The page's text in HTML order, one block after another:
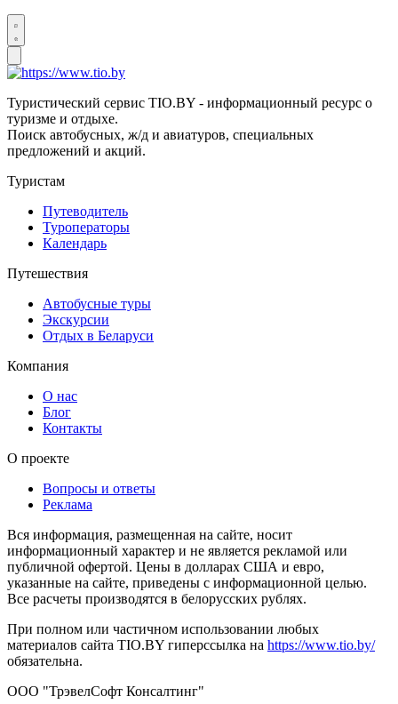
Туристический сервис TIO.BY - информационный ресурс о
туризме и отдыхе.
Поиск автобусных, ж/д и авиатуров, специальных
предложений и акций.
Туристам
Путеводитель
Туроператоры
Календарь
Путешествия
Автобусные туры
Экскурсии
Отдых в Беларуси
Компания
О нас
Блог
Контакты
О проекте
Вопросы и ответы
Реклама
Вся информация, размещенная на сайте, носит
информационный характер и не является рекламой или
публичной офертой. Цены в долларах США и евро,
указанные на сайте, приведены с информационной целью.
Все расчеты производятся в белорусских рублях.
При полном или частичном использовании любых
материалов сайта TIO.BY гиперссылка на https://www.tio.by/
обязательна.
ООО "ТрэвелСофт Консалтинг"